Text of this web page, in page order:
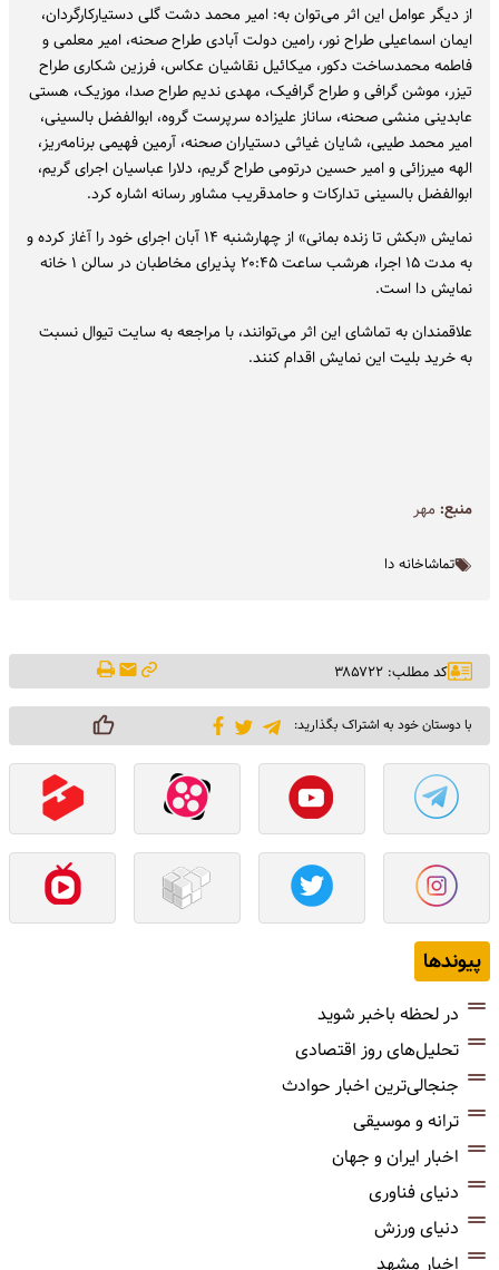
از دیگر عوامل این اثر می‌توان به: امیر محمد دشت گلی دستیارکارگردان،
ایمان اسماعیلی طراح نور، رامین دولت آبادی طراح صحنه، امیر معلمی و
فاطمه محمدساخت دکور، میکائیل نقاشیان عکاس، فرزین شکاری طراح
تیزر، موشن گرافی و طراح گرافیک، مهدی ندیم طراح صدا، موزیک، هستی
عابدینی منشی صحنه، ساناز علیزاده سرپرست گروه، ابوالفضل بالسینی،
امیر محمد طیبی، شایان غیاثی دستیاران صحنه، آرمین فهیمی برنامه‌ریز،
الهه میرزائی و امیر حسین درتومی طراح گریم، دلارا عباسیان اجرای گریم،
ابوالفضل بالسینی تدارکات و حامدقریب مشاور رسانه اشاره کرد.
نمایش «بکش تا زنده بمانی» از چهارشنبه ۱۴ آبان اجرای خود را آغاز کرده و
به مدت ۱۵ اجرا، هرشب ساعت ۲۰:۴۵ پذیرای مخاطبان در سالن ۱ خانه
نمایش دا است.
علاقمندان به تماشای این اثر می‌توانند، با مراجعه به سایت تیوال نسبت
به خرید بلیت این نمایش اقدام کنند.
منبع: مهر
تماشاخانه دا
کد مطلب: ۳۸۵۷۲۲
با دوستان خود به اشتراک بگذارید:
پیوندها
در لحظه باخبر شوید
تحلیل‌های روز اقتصادی
جنجالی‌ترین اخبار حوادث
ترانه و موسیقی
اخبار ایران و جهان
دنیای فناوری
دنیای ورزش
اخبار مشهد